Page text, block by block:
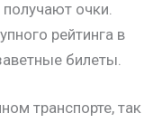
очки.
рейтинга в
билеты.
транспорте, так